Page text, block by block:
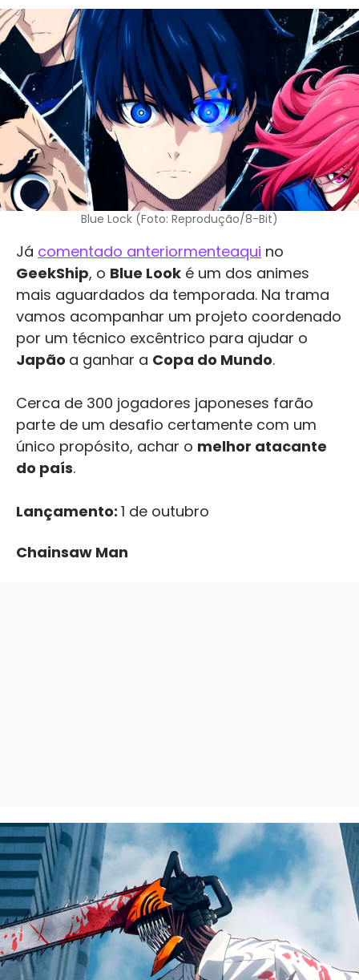
Blue Lock (Foto: Reprodução/8-Bit)
Já comentado anteriormenteaqui no
GeekShip, o Blue Look é um dos animes
mais aguardados da temporada. Na trama
vamos acompanhar um projeto coordenado
por um técnico excêntrico para ajudar o
Japão a ganhar a Copa do Mundo.
Cerca de 300 jogadores japoneses farão
parte de um desafio certamente com um
único propósito, achar o melhor atacante
do país.
Lançamento: 1 de outubro
Chainsaw Man